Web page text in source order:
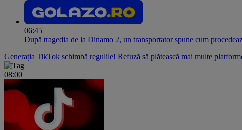
06:45
După tragedia de la Dinamo 2, un transportator spune cum
Generația TikTok schimbă regulile! Refuză să plătească mai multe
08:00